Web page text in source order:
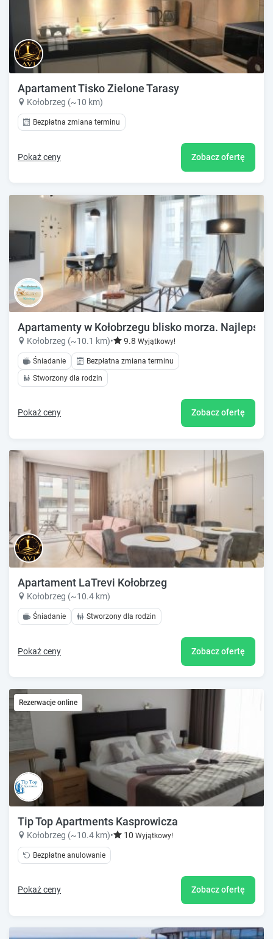
Apartament Tisko Zielone Tarasy
Kołobrzeg (~10 km)
Bezpłatna zmiana terminu
Pokaż ceny Zobacz ofertę
Apartamenty w Kołobrzegu blisko morza.
Kołobrzeg (~10.1 km)• 9.8 Wyjątkowy!
Śniadanie
Bezpłatna zmiana terminu
Stworzony dla rodzin
Pokaż ceny Zobacz ofertę
Apartament LaTrevi Kołobrzeg
Kołobrzeg (~10.4 km)
Śniadanie Stworzony dla rodzin
Pokaż ceny Zobacz ofertę
Rezerwacje online
Tip Top Apartments Kasprowicza
Kołobrzeg (~10.4 km)• 10 Wyjątkowy!
Bezpłatne anulowanie
Pokaż ceny Zobacz ofertę